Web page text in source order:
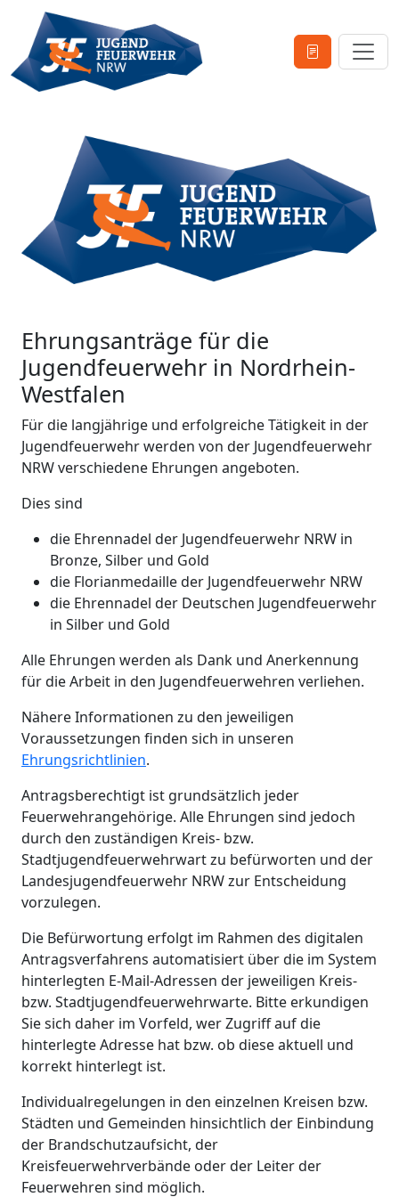
Ehrungsanträge für die
Jugendfeuerwehr in Nordrhein-
Westfalen
Für die langjährige und erfolgreiche Tätigkeit in der
Jugendfeuerwehr werden von der Jugendfeuerwehr
NRW verschiedene Ehrungen angeboten.
Dies sind
die Ehrennadel der Jugendfeuerwehr NRW in
Bronze, Silber und Gold
die Florianmedaille der Jugendfeuerwehr NRW
die Ehrennadel der Deutschen Jugendfeuerwehr
in Silber und Gold
Alle Ehrungen werden als Dank und Anerkennung
für die Arbeit in den Jugendfeuerwehren verliehen.
Nähere Informationen zu den jeweiligen
Voraussetzungen finden sich in unseren
Ehrungsrichtlinien.
Antragsberechtigt ist grundsätzlich jeder
Feuerwehrangehörige. Alle Ehrungen sind jedoch
durch den zuständigen Kreis- bzw.
Stadtjugendfeuerwehrwart zu befürworten und der
Landesjugendfeuerwehr NRW zur Entscheidung
vorzulegen.
Die Befürwortung erfolgt im Rahmen des digitalen
Antragsverfahrens automatisiert über die im System
hinterlegten E-Mail-Adressen der jeweiligen Kreis-
bzw. Stadtjugendfeuerwehrwarte. Bitte erkundigen
Sie sich daher im Vorfeld, wer Zugriff auf die
hinterlegte Adresse hat bzw. ob diese aktuell und
korrekt hinterlegt ist.
Individualregelungen in den einzelnen Kreisen bzw.
Städten und Gemeinden hinsichtlich der Einbindung
der Brandschutzaufsicht, der
Kreisfeuerwehrverbände oder der Leiter der
Feuerwehren sind möglich.